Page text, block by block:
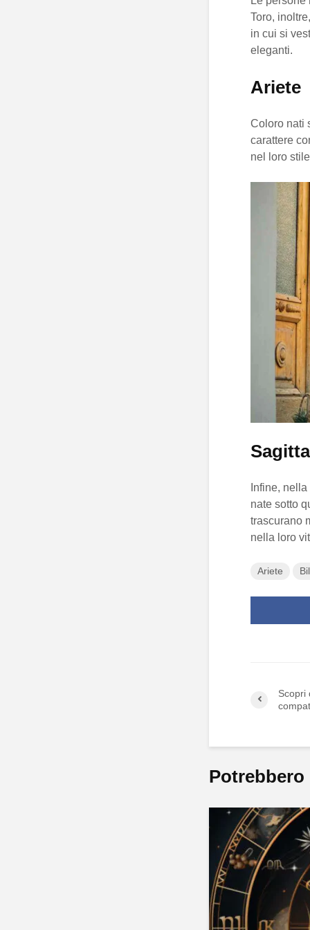
Toro,
in cui si
eleganti.
Ariete
Coloro nati
carattere
nel loro
Infine,
nate sotto
trascurano
nella loro
Ariete
Scopri